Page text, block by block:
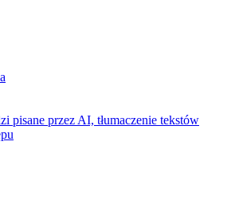
pisane przez AI, tłumaczenie tekstów